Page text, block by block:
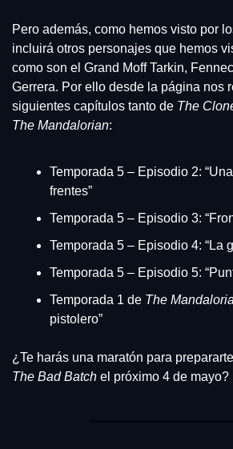
Pero además, como hemos visto por
incluirá otros personajes que hemos
como son el Grand Moff Tarkin,
Gerrera. Por ello desde la página nos
siguientes capítulos tanto de The
The Mandalorian:
Temporada 5 – Episodio 2:
frentes”
Temporada 5 – Episodio 3:
Temporada 5 – Episodio 4: “La
Temporada 5 – Episodio 5:
Temporada 1 de The
pistolero”
The Bad Batch el próximo 4 de mayo?